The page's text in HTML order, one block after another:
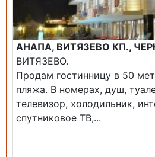
АНАПА, ВИТЯЗЕВО КП.,
ВИТЯЗЕВО.
Продам гостинницу в 50
пляжа. В номерах, душ,
телевизор, холодильник,
спутниковое ТВ,...